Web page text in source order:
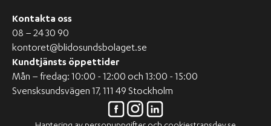
Kontakta oss
08 – 24 30 90
kontoret@blidosundsbolaget.se
Kundtjänsts öppettider
Mån – fredag: 10:00 - 12:00 och 13:00 - 15:00
Svensksundsvägen 17, 111 49 Stockholm